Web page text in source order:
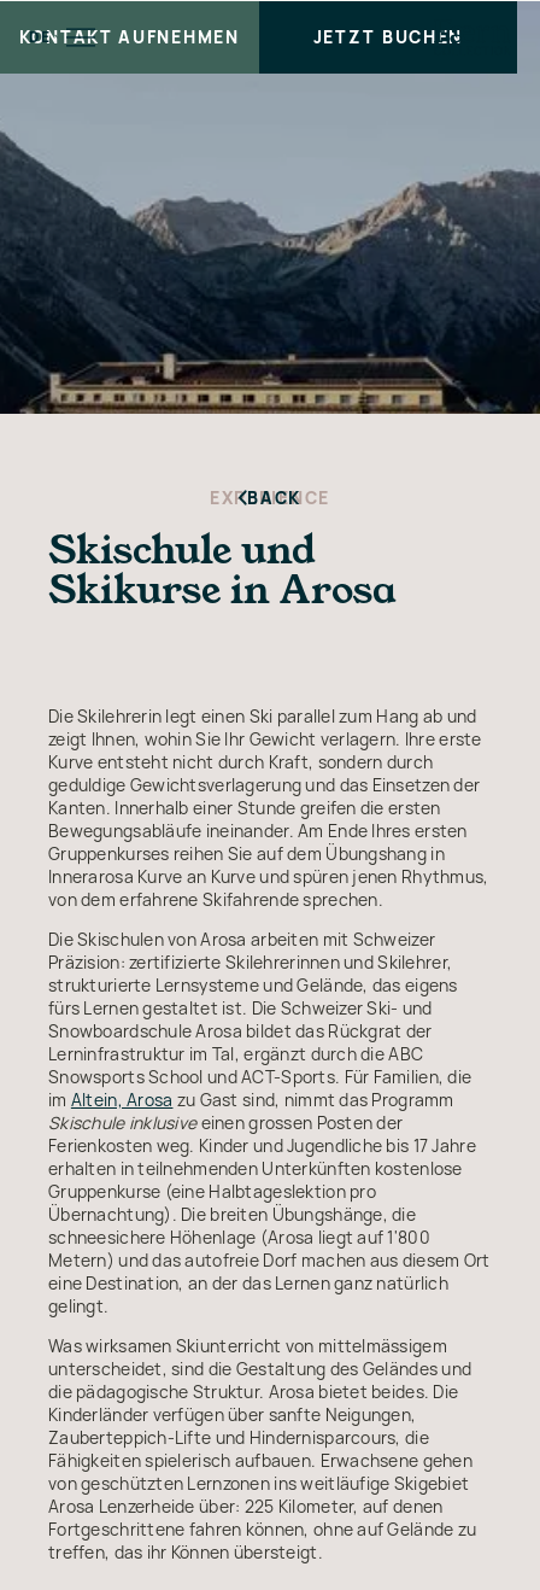
DE
KONTAKT AUFNEHMEN JETZT BUCHEN
EXPERIENCE
Skischule und
Skikurse in Arosa
Die Skilehrerin legt einen Ski parallel zum Hang ab und
zeigt Ihnen, wohin Sie Ihr Gewicht verlagern. Ihre erste
Kurve entsteht nicht durch Kraft, sondern durch
geduldige Gewichtsverlagerung und das Einsetzen der
Kanten. Innerhalb einer Stunde greifen die ersten
Bewegungsabläufe ineinander. Am Ende Ihres ersten
Gruppenkurses reihen Sie auf dem Übungshang in
Innerarosa Kurve an Kurve und spüren jenen Rhythmus,
von dem erfahrene Skifahrende sprechen.
Die Skischulen von Arosa arbeiten mit Schweizer
Präzision: zertifizierte Skilehrerinnen und Skilehrer,
strukturierte Lernsysteme und Gelände, das eigens
fürs Lernen gestaltet ist. Die Schweizer Ski- und
Snowboardschule Arosa bildet das Rückgrat der
Lerninfrastruktur im Tal, ergänzt durch die ABC
Snowsports School und ACT-Sports. Für Familien, die
im Altein, Arosa zu Gast sind, nimmt das Programm
Skischule inklusiveeinen grossen Posten der
Ferienkosten weg. Kinder und Jugendliche bis 17 Jahre
erhalten in teilnehmenden Unterkünften kostenlose
Gruppenkurse (eine Halbtageslektion pro
Übernachtung). Die breiten Übungshänge, die
schneesichere Höhenlage (Arosa liegt auf 1'800
Metern) und das autofreie Dorf machen aus diesem Ort
eine Destination, an der das Lernen ganz natürlich
gelingt.
Was wirksamen Skiunterricht von mittelmässigem
unterscheidet, sind die Gestaltung des Geländes und
die pädagogische Struktur. Arosa bietet beides. Die
Kinderländer verfügen über sanfte Neigungen,
Zauberteppich-Lifte und Hindernisparcours, die
Fähigkeiten spielerisch aufbauen. Erwachsene gehen
von geschützten Lernzonen ins weitläufige Skigebiet
Arosa Lenzerheide über: 225 Kilometer, auf denen
Fortgeschrittene fahren können, ohne auf Gelände zu
treffen, das ihr Können übersteigt.
BACK